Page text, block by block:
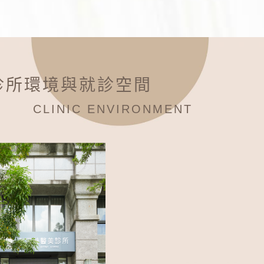
環境與就診空間
CLINIC ENVIRONMENT